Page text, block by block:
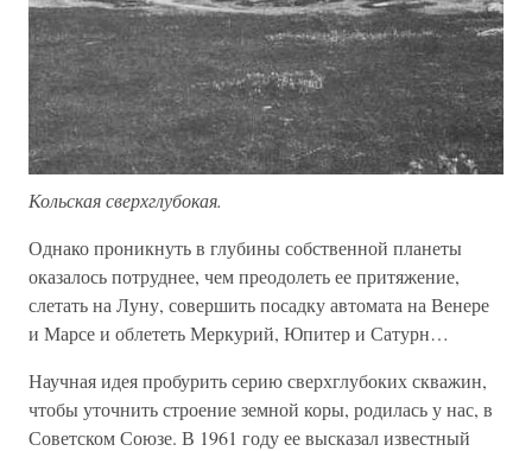
Кольская сверхглубокая.
Однако проникнуть в глубины собственной планеты
оказалось потруднее, чем преодолеть ее притяжение,
слетать на Луну, совершить посадку автомата на Венере
и Марсе и облететь Меркурий, Юпитер и Сатурн…
Научная идея пробурить серию сверхглубоких скважин,
чтобы уточнить строение земной коры, родилась у нас, в
Советском Союзе. В 1961 году ее высказал известный